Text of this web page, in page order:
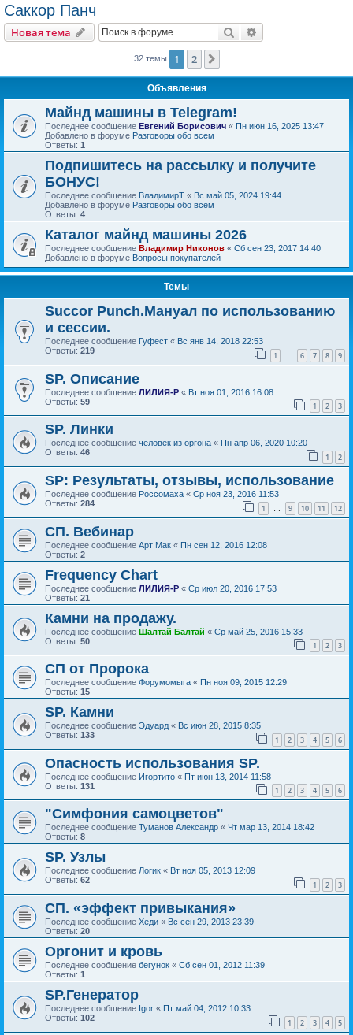
Саккор Панч
Новая тема Поиск
32 темы 1 2
Объявления
Майнд машины в Telegram!
Последнее сообщение Евгений Борисович « Пн июн 16, 2025 13:47
Добавлено в форуме Разговоры обо всем
Ответы: 1
Подпишитесь на рассылку и получите
БОНУС!
Последнее сообщение ВладимирТ « Вс май 05, 2024 19:44
Добавлено в форуме Разговоры обо всем
Ответы: 4
Каталог майнд машины 2026
Последнее сообщение Владимир Никонов « Сб сен 23, 2017 14:40
Добавлено в форуме Вопросы покупателей
Темы
Succor Punch.Мануал по использованию
и сессии.
Последнее сообщение Гуфест « Вс янв 14, 2018 22:53
Ответы: 219 1 … 6 7 8 9
SP. Описание
Последнее сообщение ЛИЛИЯ-Р « Вт ноя 01, 2016 16:08
Ответы: 59 1 2 3
SP. Линки
Последнее сообщение человек из оргона « Пн апр 06, 2020 10:20
Ответы: 46 1 2
SP: Результаты, отзывы, использование
Последнее сообщение Россомаха « Ср ноя 23, 2016 11:53
Ответы: 284 1 … 9 10 11 12
СП. Вебинар
Последнее сообщение Арт Мак « Пн сен 12, 2016 12:08
Ответы: 2
Frequency Chart
Последнее сообщение ЛИЛИЯ-Р « Ср июл 20, 2016 17:53
Ответы: 21
Камни на продажу.
Последнее сообщение Шалтай Балтай « Ср май 25, 2016 15:33
Ответы: 50 1 2 3
СП от Пророка
Последнее сообщение Форумомыга « Пн ноя 09, 2015 12:29
Ответы: 15
SP. Камни
Последнее сообщение Эдуард « Вс июн 28, 2015 8:35
Ответы: 133 1 2 3 4 5 6
Опасность использования SP.
Последнее сообщение Игортито « Пт июн 13, 2014 11:58
Ответы: 131 1 2 3 4 5 6
"Симфония самоцветов"
Последнее сообщение Туманов Александр « Чт мар 13, 2014 18:42
Ответы: 8
SP. Узлы
Последнее сообщение Логик « Вт ноя 05, 2013 12:09
Ответы: 62 1 2 3
СП. «эффект привыкания»
Последнее сообщение Хеди « Вс сен 29, 2013 23:39
Ответы: 20
Оргонит и кровь
Последнее сообщение бегунок « Сб сен 01, 2012 11:39
Ответы: 1
SP.Генератор
Последнее сообщение Igor « Пт май 04, 2012 10:33
Ответы: 102 1 2 3 4 5